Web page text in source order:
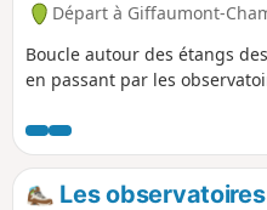
Départ à Giffaumont-
Boucle autour des étangs
en passant par les
Les